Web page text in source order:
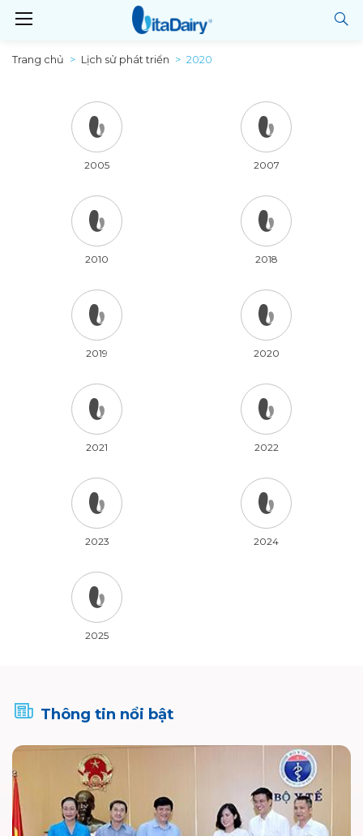
Trang chủ Lịch sử phát triển 2020
2005 2007
2010 2018
2019 2020
2021 2022
2023 2024
2025
Thông tin nổi bật